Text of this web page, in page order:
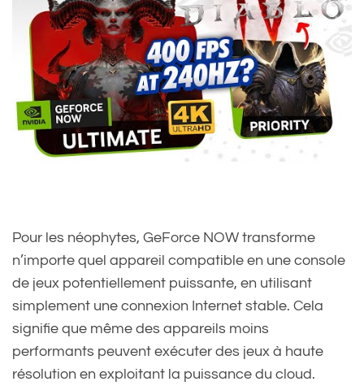
Pour les néophytes, GeForce NOW transforme
n’importe quel appareil compatible en une console
de jeux potentiellement puissante, en utilisant
simplement une connexion Internet stable. Cela
signifie que même des appareils moins
performants peuvent exécuter des jeux à haute
résolution en exploitant la puissance du cloud.